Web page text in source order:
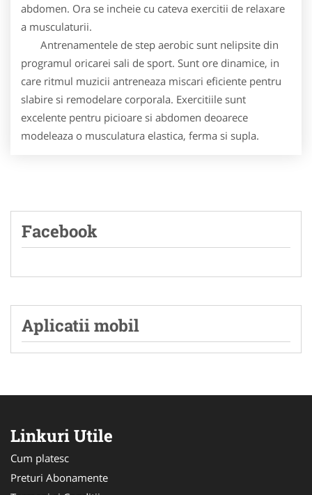
abdomen. Ora se incheie cu cateva exercitii de relaxare
a musculaturii.
Antrenamentele de step aerobic sunt nelipsite din
programul oricarei sali de sport. Sunt ore dinamice, in
care ritmul muzicii antreneaza miscari eficiente pentru
slabire si remodelare corporala. Exercitiile sunt
excelente pentru picioare si abdomen deoarece
modeleaza o musculatura elastica, ferma si supla.
Facebook
Aplicatii mobil
Linkuri Utile
Cum platesc
Preturi Abonamente